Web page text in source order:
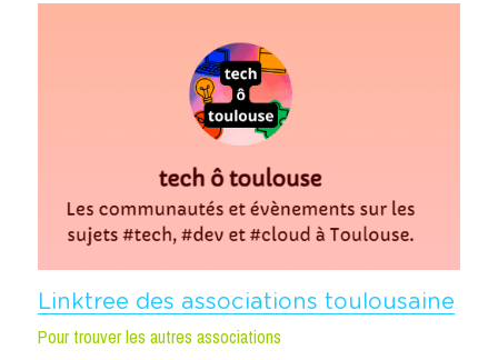
Linktree des associations toulousaine
Pour trouver les autres associations